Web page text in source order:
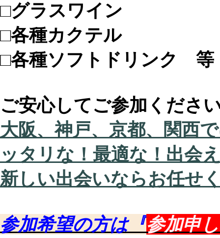
□グラスワイン
□各種カクテル
□各種ソフトドリンク 等
ご安心してご参加くださ
大阪、神戸、京都、関西
ッタリな！最適な！出会
新しい出会いならお任せ
参加希望の方は『参加申